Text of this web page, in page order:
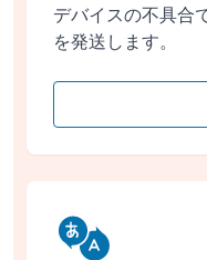
デバイスの不具合
を発送します。